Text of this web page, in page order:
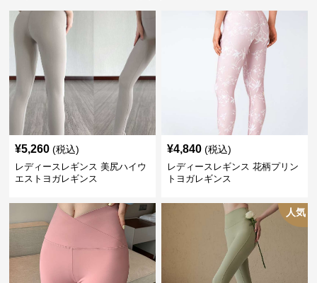
¥5,260 (税込)
レディースレギンス 美尻ハイウ
エストヨガレギンス
¥4,840 (税込)
レディースレギンス 花柄プリン
トヨガレギンス
人気